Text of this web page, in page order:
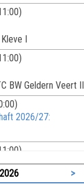
I
BW Geldern Veert II
2026/27:
Kleve II
>